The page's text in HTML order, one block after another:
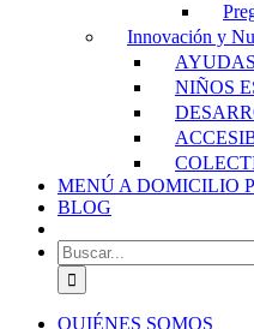
Innovación y
NIÑOS
MENÚ A DOMICILIO
BLOG
Buscar:
QUIÉNES SOMOS